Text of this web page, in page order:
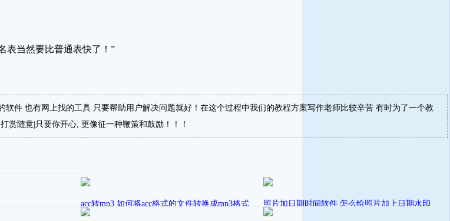
表当然要比普通表快了！”
件 也有网上找的工具 只要帮助用户解决问题就好！在这个过程中我们的教程方案写作老师比较辛苦 有时为了一个教
赏随意|只要你开心, 更像征一种鞭策和鼓励！！！
acc转mp3 如何将acc格式的文件转换成mp3格式 照片加日期时间软件 怎么给照片加上日期水印